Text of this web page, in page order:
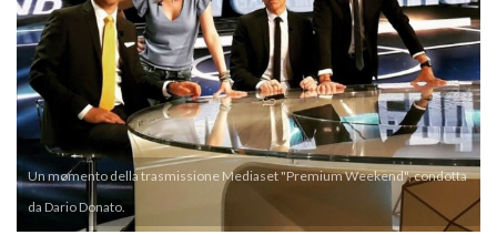
Un momento della trasmissione Mediaset "Premium Weekend", condotta
da Dario Donato.